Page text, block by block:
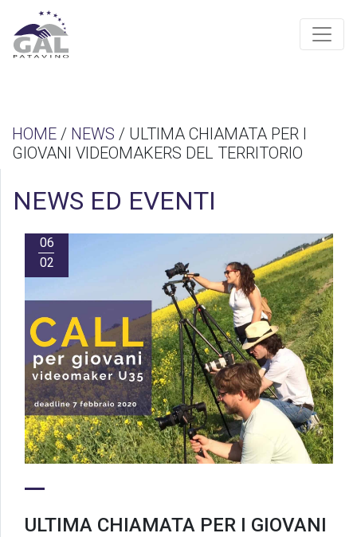
HOME / NEWS / ULTIMA CHIAMATA PER I
GIOVANI VIDEOMAKERS DEL TERRITORIO
NEWS ED EVENTI
06
02
ULTIMA CHIAMATA PER I GIOVANI